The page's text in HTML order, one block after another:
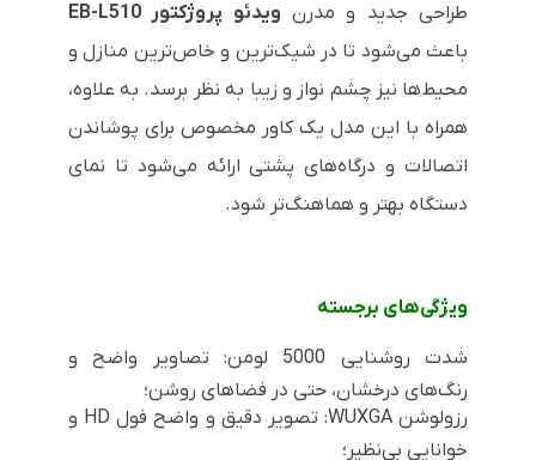
طراحی جدید و مدرن ویدئو پروژکتورEB-L510
باعث می‌شود تا در شیک‌ترین و خاص‌ترین منازل و
محیط‌ها نیز چشم نواز و زیبا به نظر برسد. به علاوه،
همراه با این مدل یک کاور مخصوص برای پوشاندن
اتصالات و درگاه‌های پشتی ارائه می‌شود تا نمای
دستگاه بهتر و هماهنگ‌تر شود.
ویژگی‌های برجسته
شدت روشنایی 5000 لومن: تصاویر واضح و
رنگ‌های درخشان، حتی در فضاهای روشن؛
رزولوشن WUXGA: تصویر دقیق و واضح فول HD و
خوانایی بی‌نظیر؛